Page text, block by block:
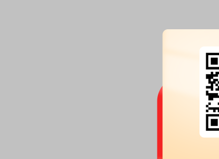
扣税后0.72元)[正式]
2026年05月26日发布
《
等2条公告